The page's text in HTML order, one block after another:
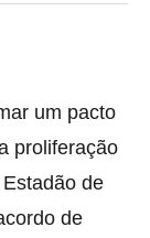
um pacto
proliferação
de
de